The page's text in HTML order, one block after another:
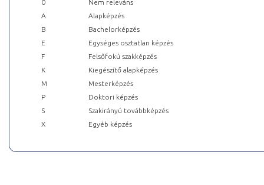
0
Nem releváns
A
Alapképzés
B
Bachelorképzés
E
Egységes osztatlan képzés
F
Felsőfokú szakképzés
K
Kiegészítő alapképzés
M
Mesterképzés
P
Doktori képzés
S
Szakirányú továbbképzés
X
Egyéb képzés